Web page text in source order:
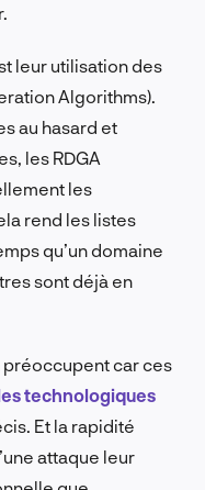
leur utilisation des
Algorithms).
au hasard et
les RDGA
les
rend les listes
qu’un domaine
sont déjà en
préoccupent car ces
technologiques
Et la rapidité
attaque leur